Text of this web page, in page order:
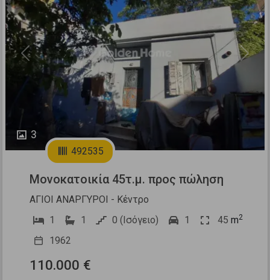
3
Previous Next
492535
Μονοκατοικία 45τ.μ. προς πώληση
ΑΓΙΟΙ ΑΝΑΡΓΥΡΟΙ - Κέντρο
1
1 0 (Ισόγειο) 1 45 m2
1962
110.000 €